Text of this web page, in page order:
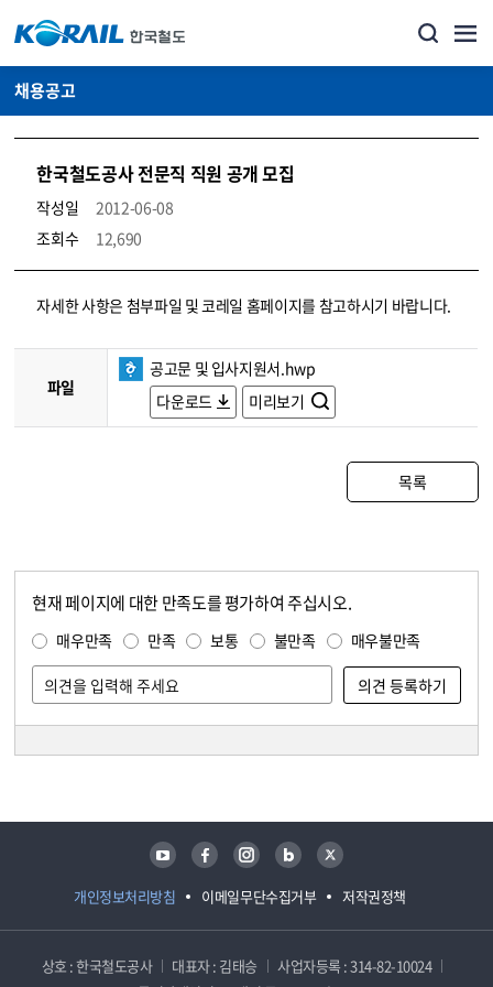
채용공고
한국철도공사 전문직 직원 공개 모집
작성일
2012-06-08
조회수
12,690
코레일소개_경영공시_채용공고 상세보기 – 내용, 파일, 담당자 연락처로 구성
자세한 사항은 첨부파일 및 코레일 홈페이지를 참고하시기 바랍니다.
파일
공고문 및 입사지원서.hwp
다운로드
미리보기
목록
현재 페이지에 대한 만족도를 평가하여 주십시오.
매우만족 만족 보통 불만족 매우불만족
개인정보처리방침 이메일무단수집거부 저작권정책
유튜브 페이스북 인스타그램 블로그 트위터
상호 : 한국철도공사 대표자 : 김태승
사업자등록 : 314-82-10024